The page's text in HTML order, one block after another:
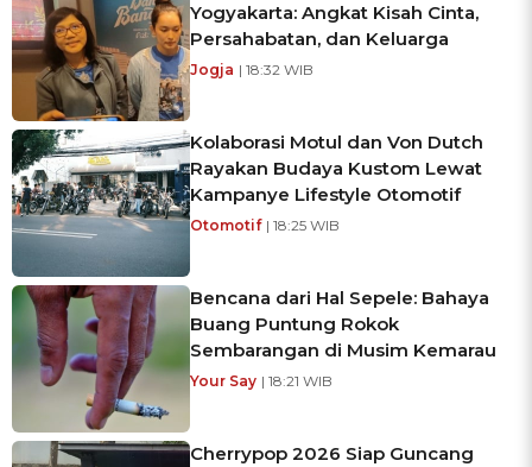
Yogyakarta: Angkat Kisah Cinta,
Persahabatan, dan Keluarga
Jogja | 18:32 WIB
Kolaborasi Motul dan Von Dutch
Rayakan Budaya Kustom Lewat
Kampanye Lifestyle Otomotif
Otomotif | 18:25 WIB
Bencana dari Hal Sepele: Bahaya
Buang Puntung Rokok
Sembarangan di Musim Kemarau
Your Say | 18:21 WIB
Cherrypop 2026 Siap Guncang